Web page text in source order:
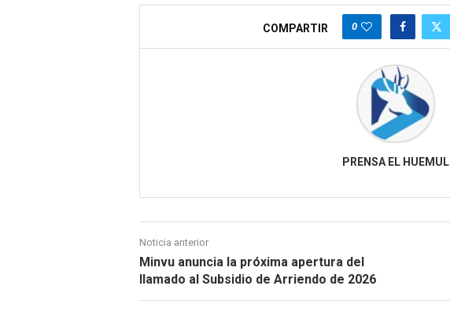
COMPARTIR 0
PRENSA EL HUEMUL
Noticia anterior
Minvu anuncia la próxima apertura del
llamado al Subsidio de Arriendo de 2026